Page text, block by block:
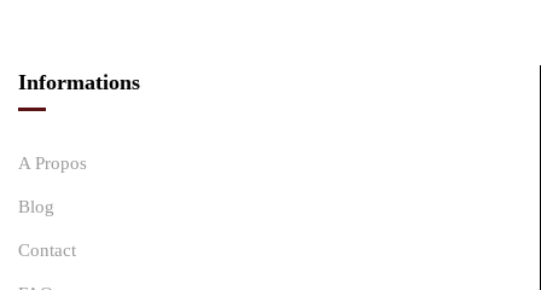
Informations
A Propos
Blog
Contact